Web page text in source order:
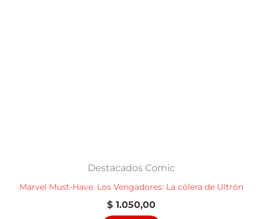
Destacados Comic
Marvel Must-Have. Los Vengadores: La cólera de Ultrón
$1.050,00